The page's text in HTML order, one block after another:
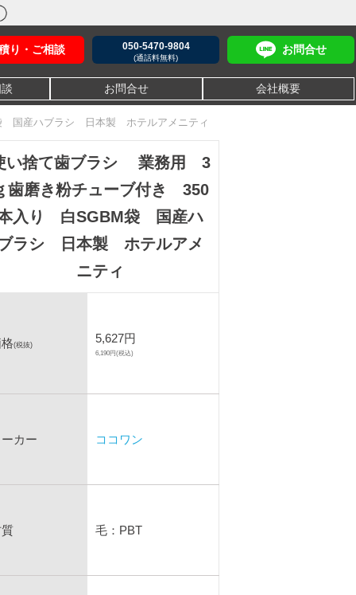
り・ご相談 050-5470-9804
(通話料無料)
お問合せ
お問合せ 会社概要
国産ハブラシ 日本製 ホテルアメニティ
い捨て歯ブラシ 業務用 3
歯磨き粉チューブ付き 350
入り 白SGBM袋 国産ハ
ラシ 日本製 ホテルアメ
ニティ
(税抜) 5,627円
6,190円(税込)
カー ココワン
毛：PBT